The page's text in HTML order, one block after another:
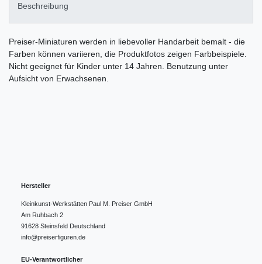
Beschreibung
Preiser-Miniaturen werden in liebevoller Handarbeit bemalt - die
Farben können variieren, die Produktfotos zeigen Farbbeispiele.
Nicht geeignet für Kinder unter 14 Jahren. Benutzung unter
Aufsicht von Erwachsenen.
Hersteller
Kleinkunst-Werkstätten Paul M. Preiser GmbH
Am Ruhbach 2
91628 Steinsfeld Deutschland
info@preiserfiguren.de
EU-Verantwortlicher